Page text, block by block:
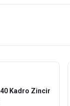
40 Kadro Zincir